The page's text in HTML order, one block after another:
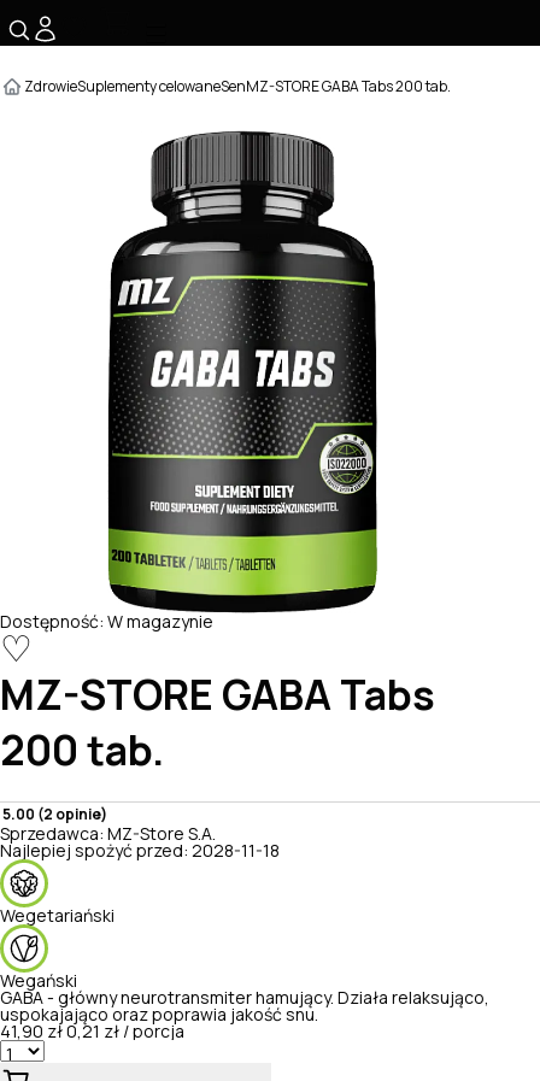
ZdrowieSuplementy celowaneSenMZ-STORE GABA Tabs 200 tab.
Dostępność: W magazynie
♡
MZ-STORE GABA Tabs
200 tab.
5.00 (2 opinie)
Sprzedawca: MZ-Store S.A.
Najlepiej spożyć przed: 2028-11-18
Wegetariański
Wegański
GABA - główny neurotransmiter hamujący. Działa relaksująco,
uspokajająco oraz poprawia jakość snu.
41,90 zł 0,21 zł / porcja